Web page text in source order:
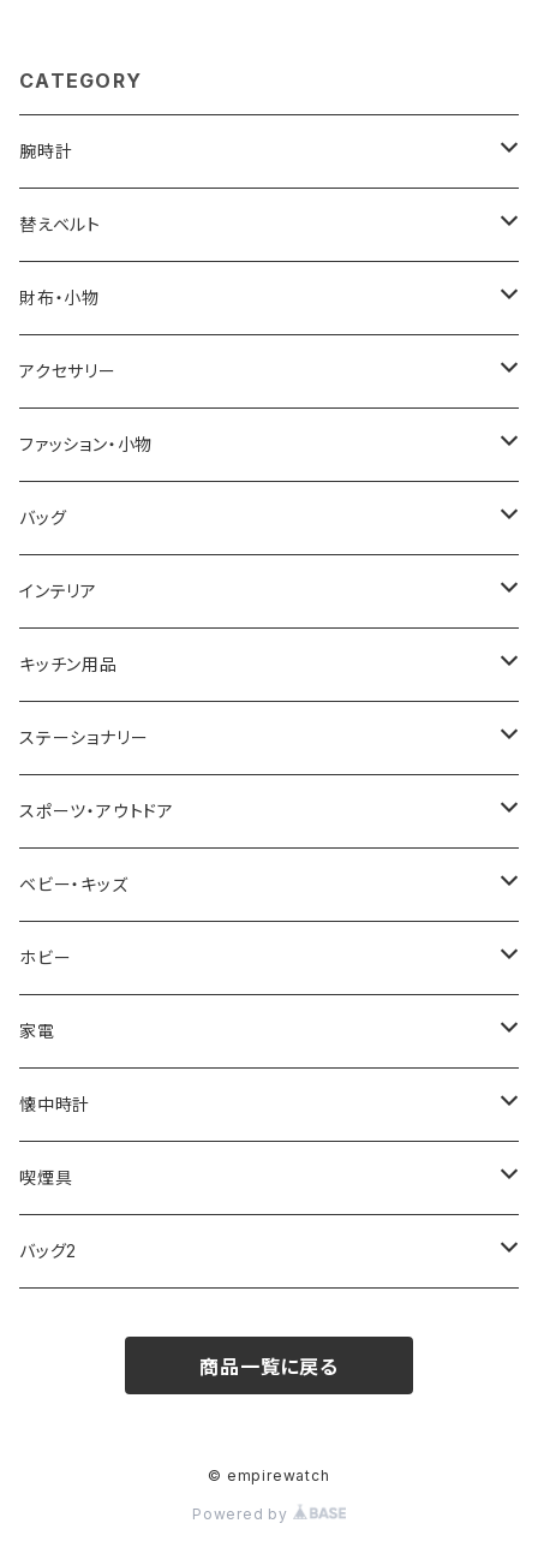
CATEGORY
腕時計
ELGIN
SALVATORE MARRA
CASIO
GRANDEUR
COGU
GAGA MILANO
CACTUS
TIMEX
NIXON
AVALANCHE
ORIENT
ZEPPELIN
SKAGEN
FOOTBALL WATCHES
ARCA FUTURA
替えベルト
COACH
DANIEL WELLINGTON
LACOSTE
DIESEL
MICHAEL KORS
NO BRAND
財布・小物
SONNE
DUCT
TRANSNUMBER
SAAMA HOMME
ARNOLD PALMER
MICHAEL KORS
DIESEL
ALV
Merge
ETTINGER
COACH
BVLGARI
VANQUISH
アクセサリー
GUCCI
TIFFANY&CO
FOLLI FOLLIE
POLICE
PAUL HEWITT
22designstudio
BOTTEGA VENETA
EMPORIO ARMANI
CALVIN KLEIN
DANIEL WELLINGTON
SWAROVSKI
VIVIENNE WESTWOOD
ファッション・小物
DAKS
栃木レザー
NIKE
DUNHILL
NEWYORKER
OROBIANCO
Ellese
COLEMAN
MONTBLANC
Fashion Accessory Cllection
ISLAND
バッグ
MANHATTAN PORTAGE
United HOMME
RODANIA
BEAMZSQUARE
BLAZER CLUB
ANDY HAWARD
G GUSTO
GULLWING
LESPORTSAC
PRADA
インテリア
CRYSTOCRAFT
SEIKO
CITIZEN
BRAUN
RHYTHM
BLOSSOM
MONDAINE
MAWA
その他
キッチン用品
I'mD
Helios
VALENTINO VISCANI
ステーショナリー
LAMY
WATERMAN
PARKER
PELIKAN
CROSS
MONTBLANC
SWAROVSKI
スポーツ・アウトドア
Trangia
Barebones
FEUERHAND
CASIO
ベビー・キッズ
ふわりぃ
ERGO BABY
ホビー
その他
AMOS
OMMIX
COACH
家電
CREATE
TORAY
OMRON
SPICE OF LIFE
懐中時計
MONDAINE
喫煙具
ZIPPO
TSUBOTA PEARL
バッグ2
商品一覧に戻る
© empirewatch
Powered by